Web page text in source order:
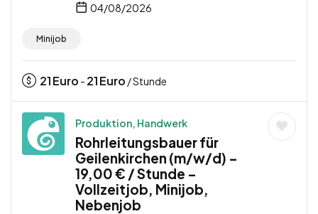
04/08/2026
Minijob
21Euro - 21Euro / Stunde
Produktion, Handwerk
Rohrleitungsbauer für
Geilenkirchen (m/w/d) –
19,00 € / Stunde –
Vollzeitjob, Minijob,
Nebenjob